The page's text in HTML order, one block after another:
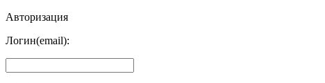
Авторизация
Логин(email):